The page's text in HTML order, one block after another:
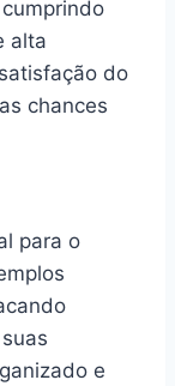
alta
do
chances
para o
e